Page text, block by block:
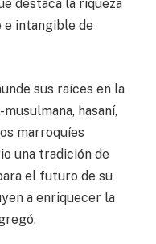
destaca la riqueza
intangible de
sus raíces en la
hasaní,
marroquíes
una tradición de
el futuro de su
a enriquecer la